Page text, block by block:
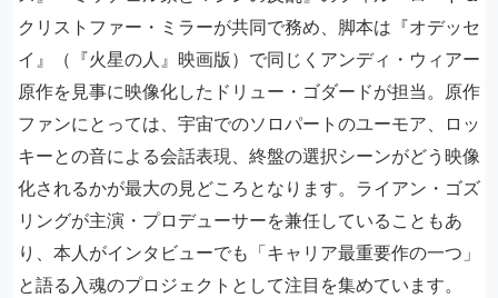
クリストファー・ミラーが共同で務め、脚本は『オデッセ
イ』（『火星の人』映画版）で同じくアンディ・ウィアー
原作を見事に映像化したドリュー・ゴダードが担当。原作
ファンにとっては、宇宙でのソロパートのユーモア、ロッ
キーとの音による会話表現、終盤の選択シーンがどう映像
化されるかが最大の見どころとなります。ライアン・ゴズ
リングが主演・プロデューサーを兼任していることもあ
り、本人がインタビューでも「キャリア最重要作の一つ」
と語る入魂のプロジェクトとして注目を集めています。